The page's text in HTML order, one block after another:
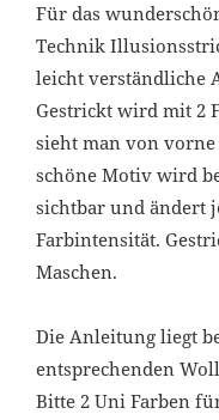
Für das
Technik
leicht verständliche
Gestrickt wird mit 2
sieht man von
schöne Motiv wird
sichtbar und ändert
Farbintensität.
Maschen.
Die Anleitung liegt
entsprechenden
Bitte 2 Uni Farben